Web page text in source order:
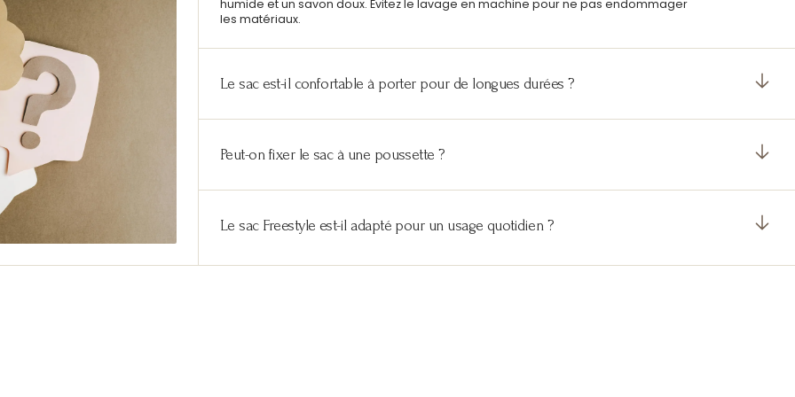
humide et un savon doux. Évitez le lavage en machine pour ne pas endommager
les matériaux.
Le sac est-il confortable à porter pour de longues durées ?
Peut-on fixer le sac à une poussette ?
Le sac Freestyle est-il adapté pour un usage quotidien ?